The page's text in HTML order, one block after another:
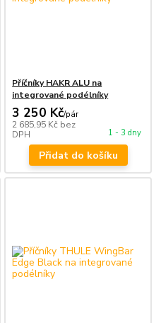
Příčníky HAKR ALU na
integrované podélníky
3 250 Kč/pár
2 685,95 Kč bez
DPH
1 - 3 dny
Přidat do košíku